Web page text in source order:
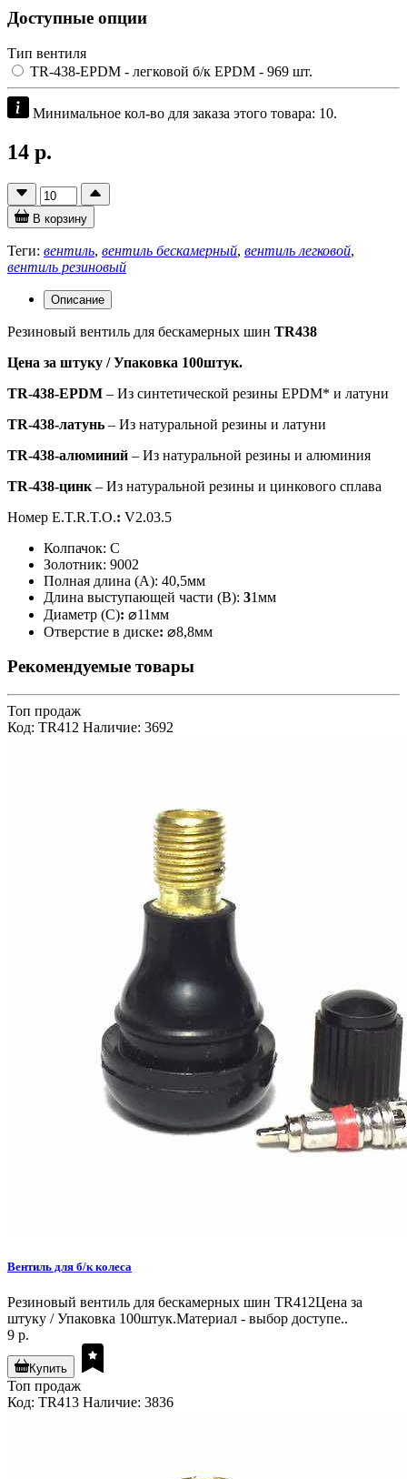
Доступные опции
Тип вентиля
TR-438-EPDM - легковой б/к EPDM - 969 шт.
Минимальное кол-во для заказа этого товара: 10.
14 р.
В корзину
Теги: вентиль, вентиль бескамерный, вентиль легковой,
вентиль резиновый
Описание
Резиновый вентиль для бескамерных шин TR438
Цена за штуку /Упаковка 100штук.
TR-438-EPDM – Из синтетической резины EPDM* и латуни
TR-438-латунь – Из натуральной резины и латуни
TR-438-алюминий – Из натуральной резины и алюминия
TR-438-цинк – Из натуральной резины и цинкового сплава
Номер E.T.R.T.O.: V2.03.5
Колпачок: С
Золотник: 9002
Полная длина (А): 40,5мм
Длина выступающей части (В): 31мм
Диаметр (C): ⌀11мм
Отверстие в диске: ⌀8,8мм
Рекомендуемые товары
Топ продаж
Код: TR412 Наличие: 3692
Вентиль для б/к колеса
Резиновый вентиль для бескамерных шин TR412Цена за
штуку / Упаковка 100штук.Материал - выбор доступе..
9 р.
Купить
Топ продаж
Код: TR413 Наличие: 3836